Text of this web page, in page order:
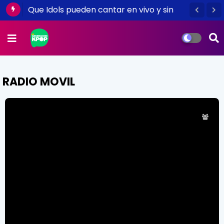
Que Idols pueden cantar en vivo y sin
(Part I)
RADIO MOVIL